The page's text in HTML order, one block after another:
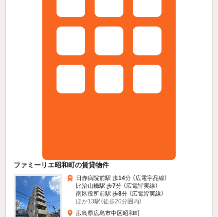
ファミーリエ昭和町の賃貸物件
日赤病院前駅 歩14分 （広電宇品線）
比治山橋駅 歩7分 （広電皆実線）
南区役所前駅 歩8分 （広電皆実線）
ほか13駅（徒歩20分圏内）
広島県広島市中区昭和町